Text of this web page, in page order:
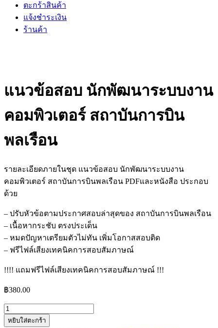
ตะกร้าสินค้า
แจ้งชำระเงิน
ร้านค้า
แนวข้อสอบ นักพัฒนาระบบงาน
คอมพิวเตอร์ สถาบันการบิน
พลเรือน
รายละเอียดภายในชุด แนวข้อสอบ นักพัฒนาระบบงาน
คอมพิวเตอร์ สถาบันการบินพลเรือน PDFและหนังสือ ประกอบ
ด้วย
– ปรับหัวข้อตามประกาศสอบล่าสุดของ สถาบันการบินพลเรือน
– เนื้อหากระชับ ตรงประเด็น
– หมดปัญหาเตรียมตัวไม่ทัน เพิ่มโอกาสสอบติด
– ฟรีไฟล์เสียงเทคนิคการสอบสัมภาษณ์
!!!! แถมฟรีไฟล์เสียงเทคนิคการสอบสัมภาษณ์ !!!
฿380.00
จำนวน
แนว
หยิบใส่ตะกร้า